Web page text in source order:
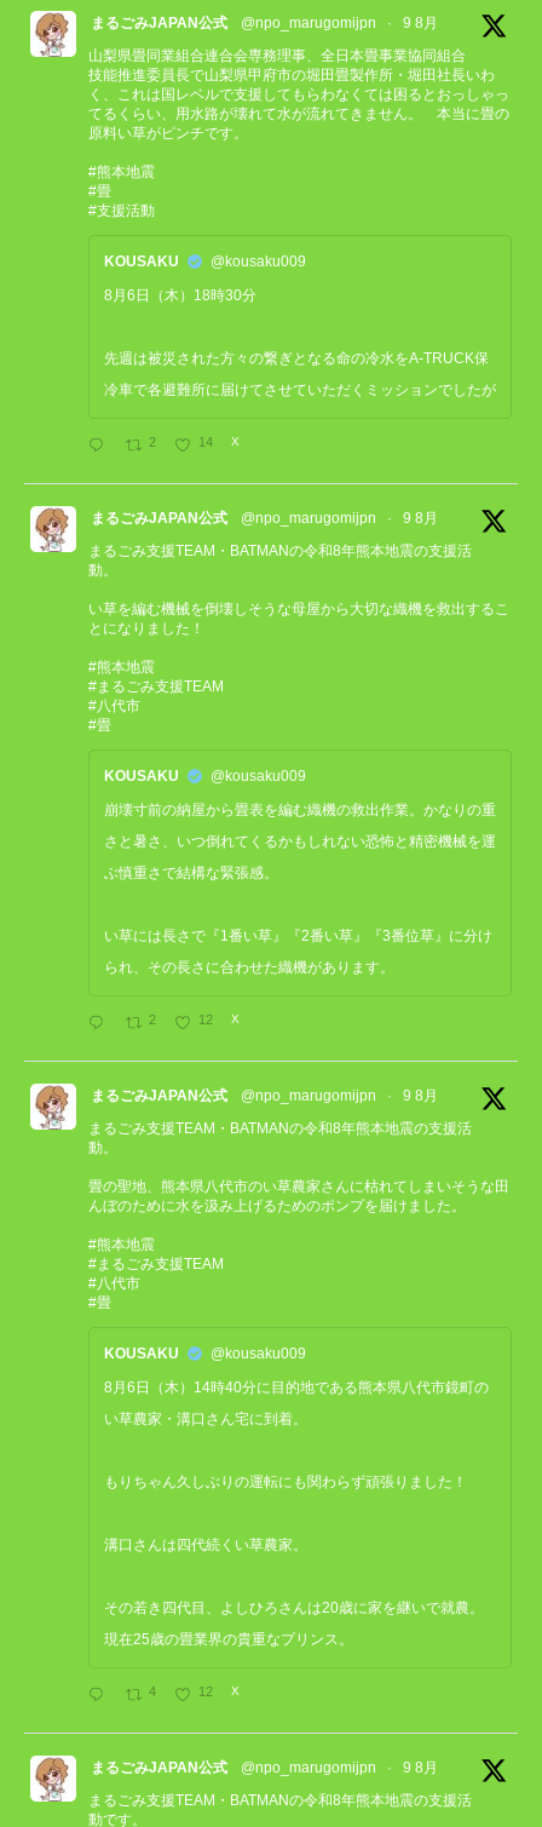
まるごみJAPAN公式 @npo_marugomijpn ·
9 8月
山梨県畳同業組合連合会専務理事、全日本畳事業協同組合
技能推進委員長で山梨県甲府市の堀田畳製作所・堀田社長いわ
く、これは国レベルで支援してもらわなくては困るとおっしゃっ
てるくらい、用水路が壊れて水が流れてきません。 本当に畳の
原料い草がピンチです。
#熊本地震
#畳
#支援活動
KOUSAKU
@kousaku009
8月6日（木）18時30分
先週は被災された方々の繋ぎとなる命の冷水をA-TRUCK保
冷車で各避難所に届けてさせていただくミッションでしたが
2 14 X
まるごみJAPAN公式 @npo_marugomijpn ·
9 8月
まるごみ支援TEAM・BATMANの令和8年熊本地震の支援活
動。
い草を編む機械を倒壊しそうな母屋から大切な織機を救出するこ
とになりました！
#熊本地震
#まるごみ支援TEAM
#八代市
#畳
KOUSAKU
@kousaku009
崩壊寸前の納屋から畳表を編む織機の救出作業。かなりの重
さと暑さ、いつ倒れてくるかもしれない恐怖と精密機械を運
ぶ慎重さで結構な緊張感。
い草には長さで『1番い草』『2番い草』『3番位草』に分け
られ、その長さに合わせた織機があります。
2 12 X
まるごみJAPAN公式 @npo_marugomijpn ·
9 8月
まるごみ支援TEAM・BATMANの令和8年熊本地震の支援活
動。
畳の聖地、熊本県八代市のい草農家さんに枯れてしまいそうな田
んぼのために水を汲み上げるためのポンプを届けました。
#熊本地震
#まるごみ支援TEAM
#八代市
#畳
KOUSAKU
@kousaku009
8月6日（木）14時40分に目的地である熊本県八代市鏡町の
い草農家・溝口さん宅に到着。
もりちゃん久しぶりの運転にも関わらず頑張りました！
溝口さんは四代続くい草農家。
その若き四代目、よしひろさんは20歳に家を継いで就農。
現在25歳の畳業界の貴重なプリンス。
4 12 X
まるごみJAPAN公式 @npo_marugomijpn ·
9 8月
まるごみ支援TEAM・BATMANの令和8年熊本地震の支援活
動です。